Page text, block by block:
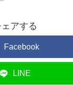
ェアする
Facebook
LINE